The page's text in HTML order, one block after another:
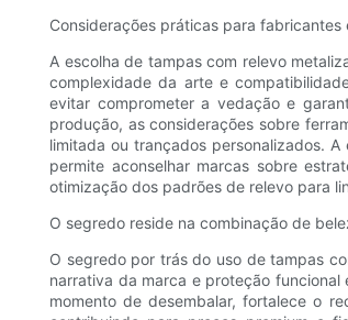
Considerações práticas para fabricantes
A escolha de tampas com relevo
complexidade da arte e
evitar comprometer a vedação e
produção, as considerações sobre
limitada ou trançados personalizados.
permite aconselhar marcas sobre
otimização dos padrões de relevo para
O segredo reside na combinação de
O segredo por trás do uso de tampas
narrativa da marca e proteção
momento de desembalar, fortalece o